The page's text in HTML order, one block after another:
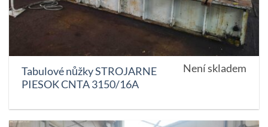
Tabulové nůžky STROJARNE
PIESOK CNTA 3150/16A
Není skladem